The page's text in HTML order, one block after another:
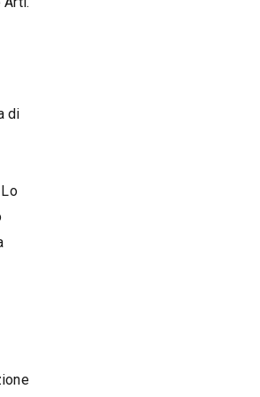
di